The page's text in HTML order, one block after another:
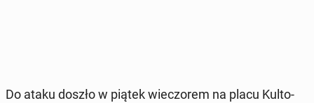
Do ataku doszło w piątek wie­czo­rem na placu Kul­to­